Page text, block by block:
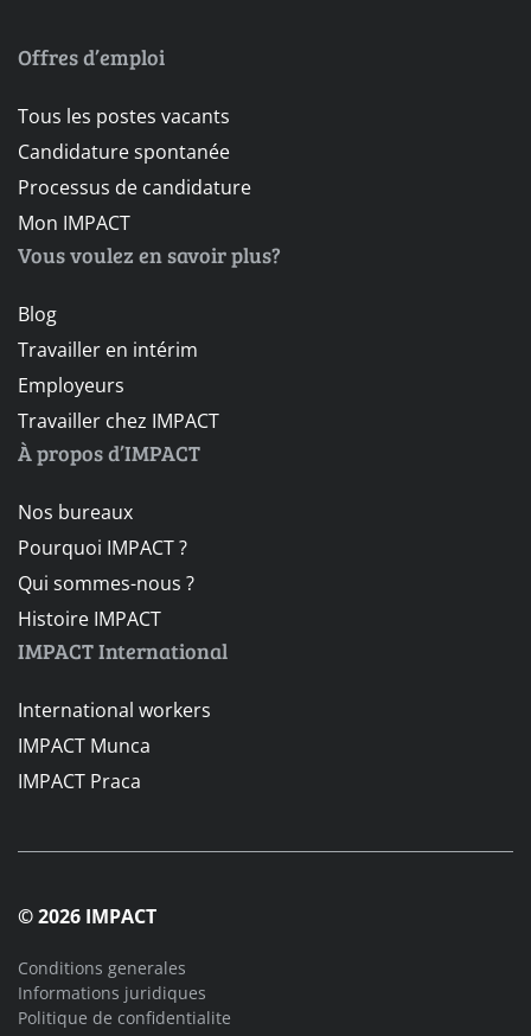
Offres d’emploi
Tous les postes vacants
Candidature spontanée
Processus de candidature
Mon IMPACT
Vous voulez en savoir plus?
Blog
Travailler en intérim
Employeurs
Travailler chez IMPACT
À propos d’IMPACT
Nos bureaux
Pourquoi IMPACT ?
Qui sommes-nous ?
Histoire IMPACT
IMPACT International
International workers
IMPACT Munca
IMPACT Praca
© 2026 IMPACT
Conditions generales
Informations juridiques
Politique de confidentialite